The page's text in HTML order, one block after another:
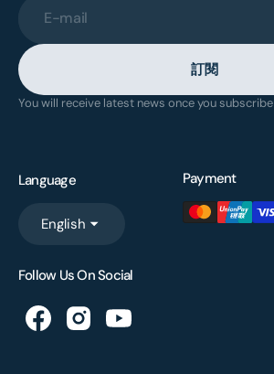
E-mail
訂閱
You will receive latest news once you subscribe
Language
English
Payment
Follow Us On Social